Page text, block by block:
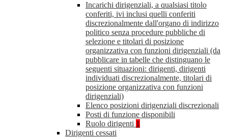
Incarichi dirigenziali, a qualsiasi titolo
conferiti, ivi inclusi quelli conferiti
discrezionalmente dall'organo di indirizzo
politico senza procedure pubbliche di
selezione e titolari di posizione
organizzativa con funzioni dirigenziali (da
pubblicare in tabelle che distinguano le
seguenti situazioni: dirigenti, dirigenti
individuati discrezionalmente, titolari di
posizione organizzativa con funzioni
dirigenziali)
Elenco posizioni dirigenziali discrezionali
Posti di funzione disponibili
Ruolo dirigenti 1
Dirigenti cessati